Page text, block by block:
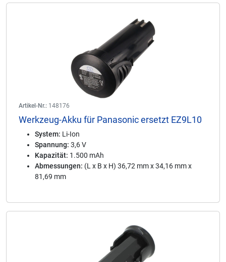
Artikel-Nr.: 148176
Werkzeug-Akku für Panasonic ersetzt EZ9L10
System: Li-Ion
Spannung: 3,6 V
Kapazität: 1.500 mAh
Abmessungen: (L x B x H) 36,72 mm x 34,16 mm x
81,69 mm